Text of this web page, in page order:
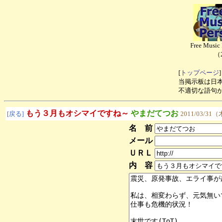
Free
[ トップページ]
当掲示板は日
不適切な語句
[戻る] もう３月もオシマイですね～ やまだてつお 2011/03/31（
名 前
メール
ＵＲＬ
内 容